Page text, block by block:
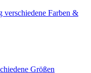
Farben &
Größen